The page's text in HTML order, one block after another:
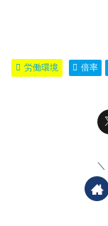
労働環境 倍率